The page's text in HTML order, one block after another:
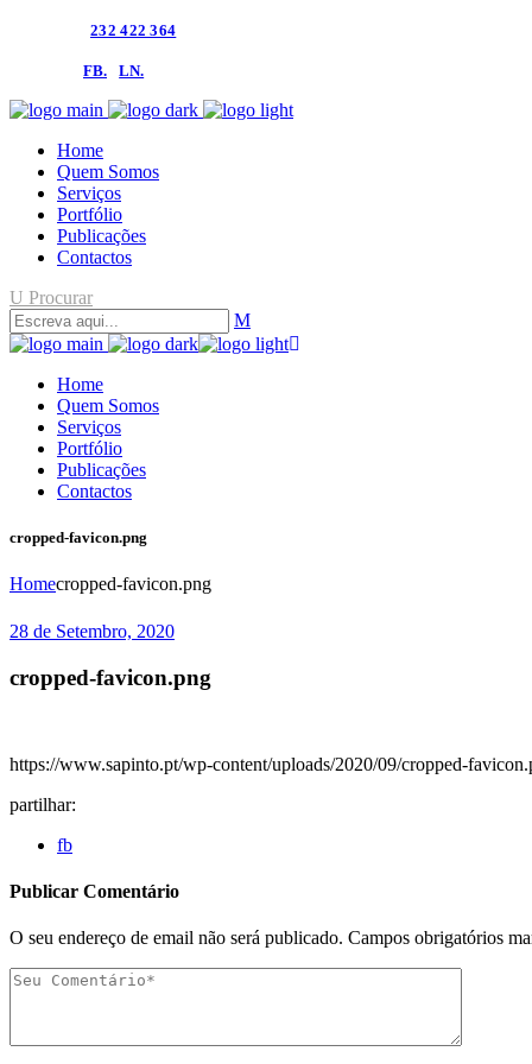
232 422 364
FB. LN.
Home
Quem Somos
Serviços
Portfólio
Publicações
Contactos
Procurar
Home
Quem Somos
Serviços
Portfólio
Publicações
Contactos
cropped-favicon.png
Homecropped-favicon.png
28 de Setembro, 2020
cropped-favicon.png
https://www.sapinto.pt/wp-content/uploads/2020/09/cropped-
partilhar:
fb
Publicar Comentário
O seu endereço de email não será publicado. Campos obrigatórios